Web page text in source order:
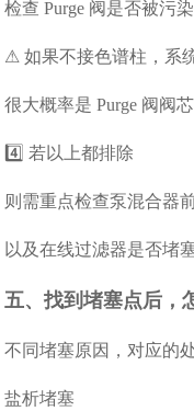
检查 Purge 阀是否被污染
⚠ 如果不接色谱柱，系
很大概率是 Purge 阀阀
4️⃣ 若以上都排除
则需重点检查泵混合器
以及在线过滤器是否堵
五、找到堵塞点后，
不同堵塞原因，对应的
盐析堵塞